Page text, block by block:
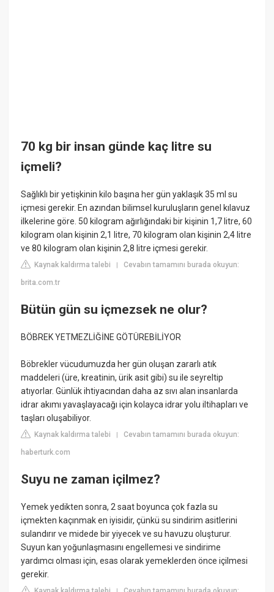
70 kg bir insan günde kaç litre su
içmeli?
Sağlıklı bir yetişkinin kilo başına her gün yaklaşık 35 ml su
içmesi gerekir. En azından bilimsel kuruluşların genel kılavuz
ilkelerine göre. 50 kilogram ağırlığındaki bir kişinin 1,7 litre, 60
kilogram olan kişinin 2,1 litre, 70 kilogram olan kişinin 2,4 litre
ve 80 kilogram olan kişinin 2,8 litre içmesi gerekir.
Kaynak kaldırma talebi |Cevabın tamamını burada okuyun:
brita.com.tr
Bütün gün su içmezsek ne olur?
BÖBREK YETMEZLİĞİNE GÖTÜREBİLİYOR
Böbrekler vücudumuzda her gün oluşan zararlı atık
maddeleri (üre, kreatinin, ürik asit gibi) su ile seyreltip
atıyorlar. Günlük ihtiyacından daha az sıvı alan insanlarda
idrar akımı yavaşlayacağı için kolayca idrar yolu iltihapları ve
taşları oluşabiliyor.
Kaynak kaldırma talebi |Cevabın tamamını burada okuyun:
haberturk.com
Suyu ne zaman içilmez?
Yemek yedikten sonra, 2 saat boyunca çok fazla su
içmekten kaçınmak en iyisidir, çünkü su sindirim asitlerini
sulandırır ve midede bir yiyecek ve su havuzu oluşturur.
Suyun kan yoğunlaşmasını engellemesi ve sindirime
yardımcı olması için, esas olarak yemeklerden önce içilmesi
gerekir.